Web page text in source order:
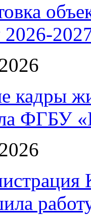
2026-
кадры
ФГБУ